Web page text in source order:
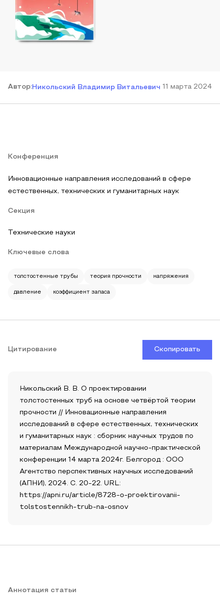
Автор:Никольский Владимир Витальевич 11 марта 2024
Конференция
Инновационные направления исследований в сфере
естественных, технических и гуманитарных наук
Секция
Технические науки
Ключевые слова
толстостенные трубы теория прочности напряжения
давление коэффициент запаса
Цитирование Скопировать
Никольский В. В. О проектировании
толстостенных труб на основе четвёртой теории
прочности // Инновационные направления
исследований в сфере естественных, технических
и гуманитарных наук : сборник научных трудов по
материалам Международной научно-практической
конференции 14 марта 2024г. Белгород : ООО
Агентство перспективных научных исследований
(АПНИ), 2024. С. 20-22. URL:
https://apni.ru/article/8728-o-proektirovanii-
tolstostennikh-trub-na-osnov
Аннотация статьи